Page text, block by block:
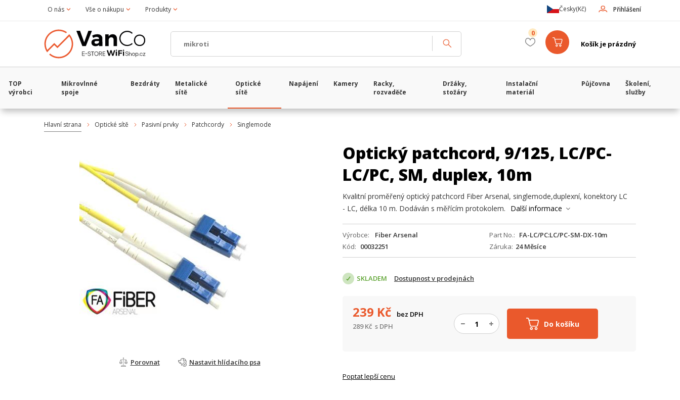
O nás Vše o nákupu Produkty Přihlášení
Česky(Kč)
Košík je prázdný
0
TOP
výrobci
Mikrovlnné
spoje
Bezdráty
Metalické
sítě
Optické
sítě
Napájení Kamery
Racky,
rozvaděče
Držáky,
stožáry
Instalační
materiál
Půjčovna
Školení,
služby
Hlavní strana Optické sítě Pasivní prvky Patchcordy Singlemode
Porovnat Nastavit hlídacího psa
Optický patchcord, 9/125, LC/PC-
LC/PC, SM, duplex, 10m
Kvalitní proměřený optický patchcord Fiber Arsenal, singlemode,duplexní, konektory LC
- LC, délka 10 m. Dodáván s měřícím protokolem.
Další informace
Výrobce Fiber Arsenal Part No.
FA-LC/PC:LC/PC-SM-DX-10m
Kód
00032251 Záruka 24 Měsíce
SKLADEM Dostupnost v prodejnách
Do košíku
239 Kč
bez DPH
289Kč s DPH
Poptat lepší cenu